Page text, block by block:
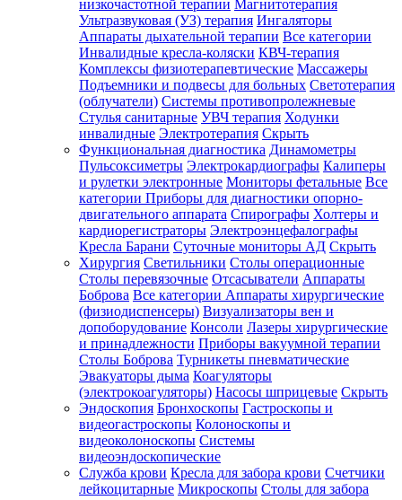
низкочастотной терапии Магнитотерапия
Ультразвуковая (УЗ) терапия Ингаляторы
Аппараты дыхательной терапии Все категории
Инвалидные кресла-коляски КВЧ-терапия
Комплексы физиотерапевтические Массажеры
Подъемники и подвесы для больных Светотерапия
(облучатели) Системы противопролежневые
Стулья санитарные УВЧ терапия Ходунки
инвалидные Электротерапия Скрыть
Функциональная диагностика Динамометры
Пульсоксиметры Электрокардиографы Калиперы
и рулетки электронные Мониторы фетальные Все
категории Приборы для диагностики опорно-
двигательного аппарата Спирографы Холтеры и
кардиорегистраторы Электроэнцефалографы
Кресла Барани Суточные мониторы АД Скрыть
Хирургия Светильники Столы операционные
Столы перевязочные Отсасыватели Аппараты
Боброва Все категории Аппараты хирургические
(физиодиспенсеры) Визуализаторы вен и
допоборудование Консоли Лазеры хирургические
и принадлежности Приборы вакуумной терапии
Столы Боброва Турникеты пневматические
Эвакуаторы дыма Коагуляторы
(электрокоагуляторы) Насосы шприцевые Скрыть
Эндоскопия Бронхоскопы Гастроскопы и
видеогастроскопы Колоноскопы и
видеоколоноскопы Системы
видеоэндоскопические
Служба крови Кресла для забора крови Счетчики
лейкоцитарные Микроскопы Столы для забора